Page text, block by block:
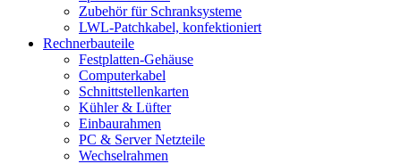
Zubehör für Schranksysteme
LWL-Patchkabel, konfektioniert
Rechnerbauteile
Festplatten-Gehäuse
Computerkabel
Schnittstellenkarten
Kühler & Lüfter
Einbaurahmen
PC & Server Netzteile
Wechselrahmen